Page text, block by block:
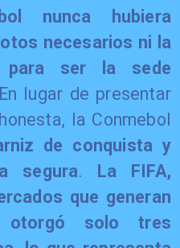
nunca hubiera
necesarios ni la
para ser la sede
En lugar de presentar
la Conmebol
de conquista y
segura.
La FIFA,
que generan
otorgó solo tres